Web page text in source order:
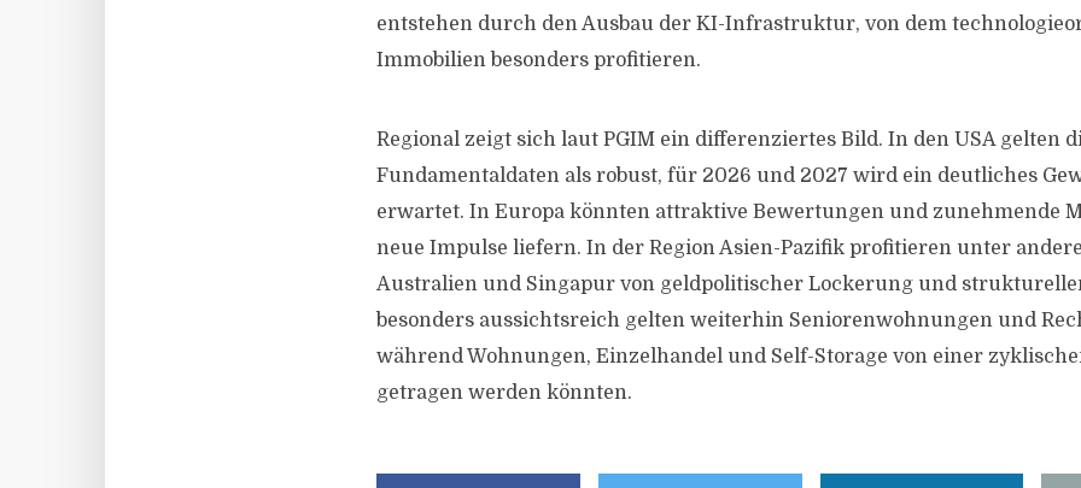
entstehen durch den Ausbau der KI-Infrastruktur, von dem
Immobilien besonders profitieren.
Regional zeigt sich laut PGIM ein differenziertes Bild. In den USA gelten
Fundamentaldaten als robust, für 2026 und 2027 wird ein deutliches
erwartet. In Europa könnten attraktive Bewertungen und zunehmende
neue Impulse liefern. In der Region Asien-Pazifik profitieren unter
Australien und Singapur von geldpolitischer Lockerung und
besonders aussichtsreich gelten weiterhin Seniorenwohnungen und
während Wohnungen, Einzelhandel und Self-Storage von einer
getragen werden könnten.